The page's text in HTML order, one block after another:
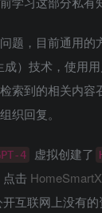
题，目前通用的
成）技术，使用
索到的相关内容
织回复。
4 虚拟创建了
点击
互联网上没有